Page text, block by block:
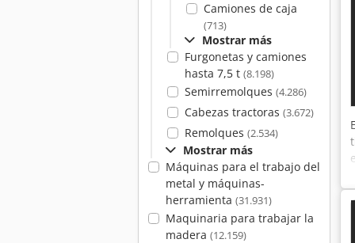
Camiones de caja
(713)
Mostrar más
Furgonetas y camiones
hasta 7,5 t (8.198)
Semirremolques (4.286)
Cabezas tractoras (3.672)
Remolques (2.534)
Mostrar más
Máquinas para el trabajo del
metal y máquinas-
herramienta (31.931)
Maquinaria para trabajar la
madera (12.159)